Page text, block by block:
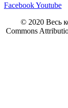
FacebookYoutube
© 2020 Весь
Commons